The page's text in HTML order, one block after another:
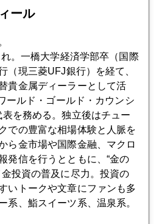
ドＧＭ構想へ
ン様
の衝撃
ール
。一橋大学経済学部卒（国際
（現三菱UFJ銀行）を経て、
貴金属ディーラーとして活
ールド・ゴールド・カウンシ
を務める。独立後はチュー
での豊富な相場体験と人脈を
ら金市場や国際金融、マクロ
発信を行うとともに、“金の
投資の普及に尽力。投資の
いトークや文章にファンも多
系、鮨スイーツ系、温泉系。